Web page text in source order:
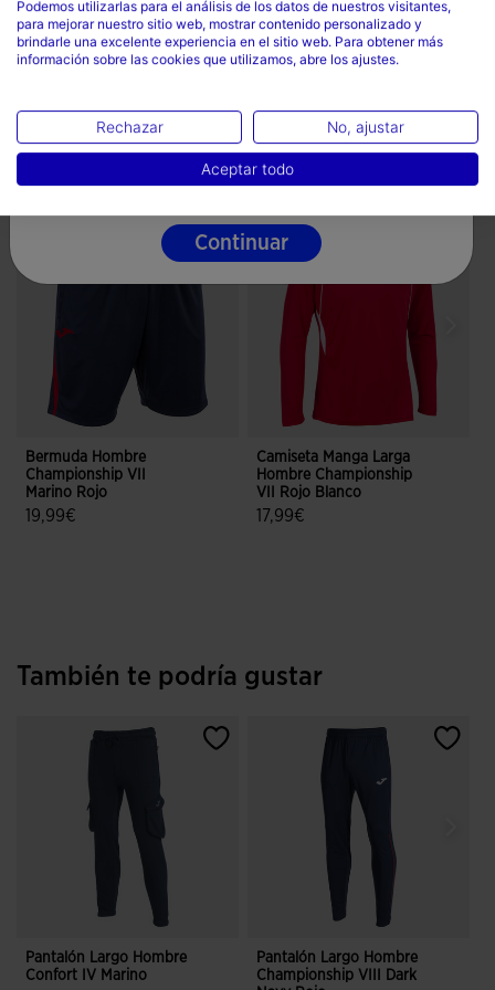
Planchar a temperatura máxima de 110 grados
No limpiar en seco
Completa el look
Bermuda Hombre
Championship VII
Marino Rojo
19,99€
Camiseta Manga Larga
Hombre Championship
VII Rojo Blanco
17,99€
También te podría gustar
Pantalón Largo Hombre
Confort IV Marino
Pantalón Largo Hombre
Championship VIII Dark
País
España
Idioma
Español
Continuar
Podemos utilizarlas para el análisis de los datos de nuestros visitantes,
para mejorar nuestro sitio web, mostrar contenido personalizado y
brindarle una excelente experiencia en el sitio web. Para obtener más
información sobre las cookies que utilizamos, abre los ajustes.
Rechazar No, ajustar
Aceptar todo